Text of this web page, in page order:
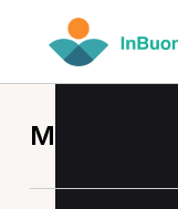
MCB a